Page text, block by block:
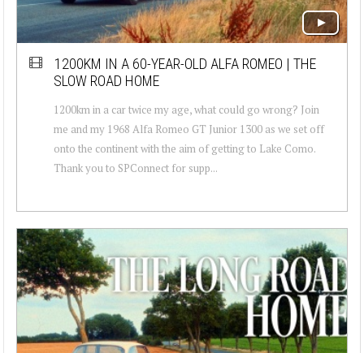
1200KM IN A 60-YEAR-OLD ALFA ROMEO | THE
SLOW ROAD HOME
1200km in a car twice my age, what could go wrong? Join
me and my 1968 Alfa Romeo GT Junior 1300 as we set off
onto the continent with the aim of getting to Lake Como.
Thank you to SPConnect for supp...